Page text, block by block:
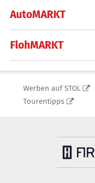
AutoMARKT
FlohMARKT
Werben auf STOL
Tourentipps